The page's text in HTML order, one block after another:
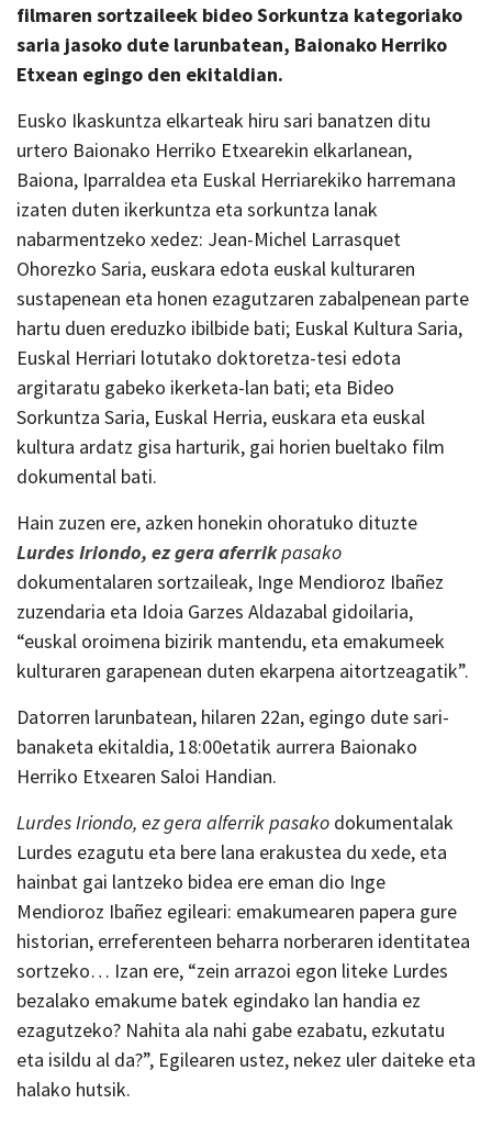
filmaren sortzaileek bideo Sorkuntza kategoriako
saria jasoko dute larunbatean, Baionako Herriko
Etxean egingo den ekitaldian.
Eusko Ikaskuntza elkarteak hiru sari banatzen ditu
urtero Baionako Herriko Etxearekin elkarlanean,
Baiona, Iparraldea eta Euskal Herriarekiko harremana
izaten duten ikerkuntza eta sorkuntza lanak
nabarmentzeko xedez: Jean-Michel Larrasquet
Ohorezko Saria, euskara edota euskal kulturaren
sustapenean eta honen ezagutzaren zabalpenean parte
hartu duen ereduzko ibilbide bati; Euskal Kultura Saria,
Euskal Herriari lotutako doktoretza-tesi edota
argitaratu gabeko ikerketa-lan bati; eta Bideo
Sorkuntza Saria, Euskal Herria, euskara eta euskal
kultura ardatz gisa harturik, gai horien bueltako film
dokumental bati.
Hain zuzen ere, azken honekin ohoratuko dituzte
Lurdes Iriondo, ez gera aferrikpasako
dokumentalaren sortzaileak, Inge Mendioroz Ibañez
zuzendaria eta Idoia Garzes Aldazabal gidoilaria,
“euskal oroimena bizirik mantendu, eta emakumeek
kulturaren garapenean duten ekarpena aitortzeagatik”.
Datorren larunbatean, hilaren 22an, egingo dute sari-
banaketa ekitaldia, 18:00etatik aurrera Baionako
Herriko Etxearen Saloi Handian.
Lurdes Iriondo, ez gera alferrik pasako dokumentalak
Lurdes ezagutu eta bere lana erakustea du xede, eta
hainbat gai lantzeko bidea ere eman dio Inge
Mendioroz Ibañez egileari: emakumearen papera gure
historian, erreferenteen beharra norberaren identitatea
sortzeko… Izan ere, “zein arrazoi egon liteke Lurdes
bezalako emakume batek egindako lan handia ez
ezagutzeko? Nahita ala nahi gabe ezabatu, ezkutatu
eta isildu al da?”, Egilearen ustez, nekez uler daiteke eta
halako hutsik.